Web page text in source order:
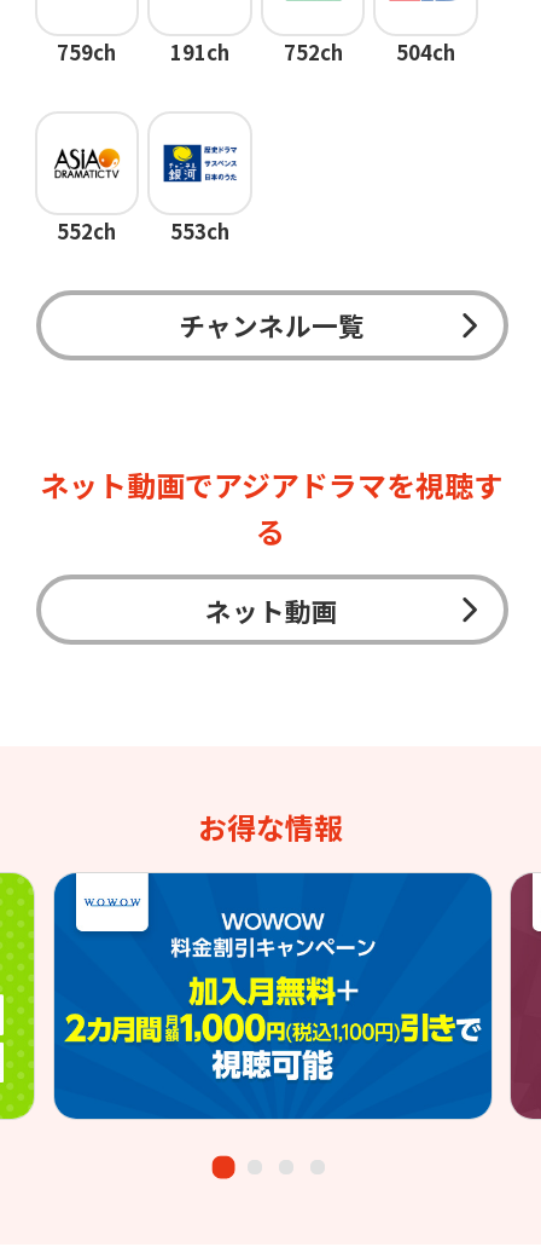
759ch 191ch 752ch 504ch
552ch 553ch
チャンネル一覧
ネット動画でアジアドラマを視聴す
る
ネット動画
お得な情報